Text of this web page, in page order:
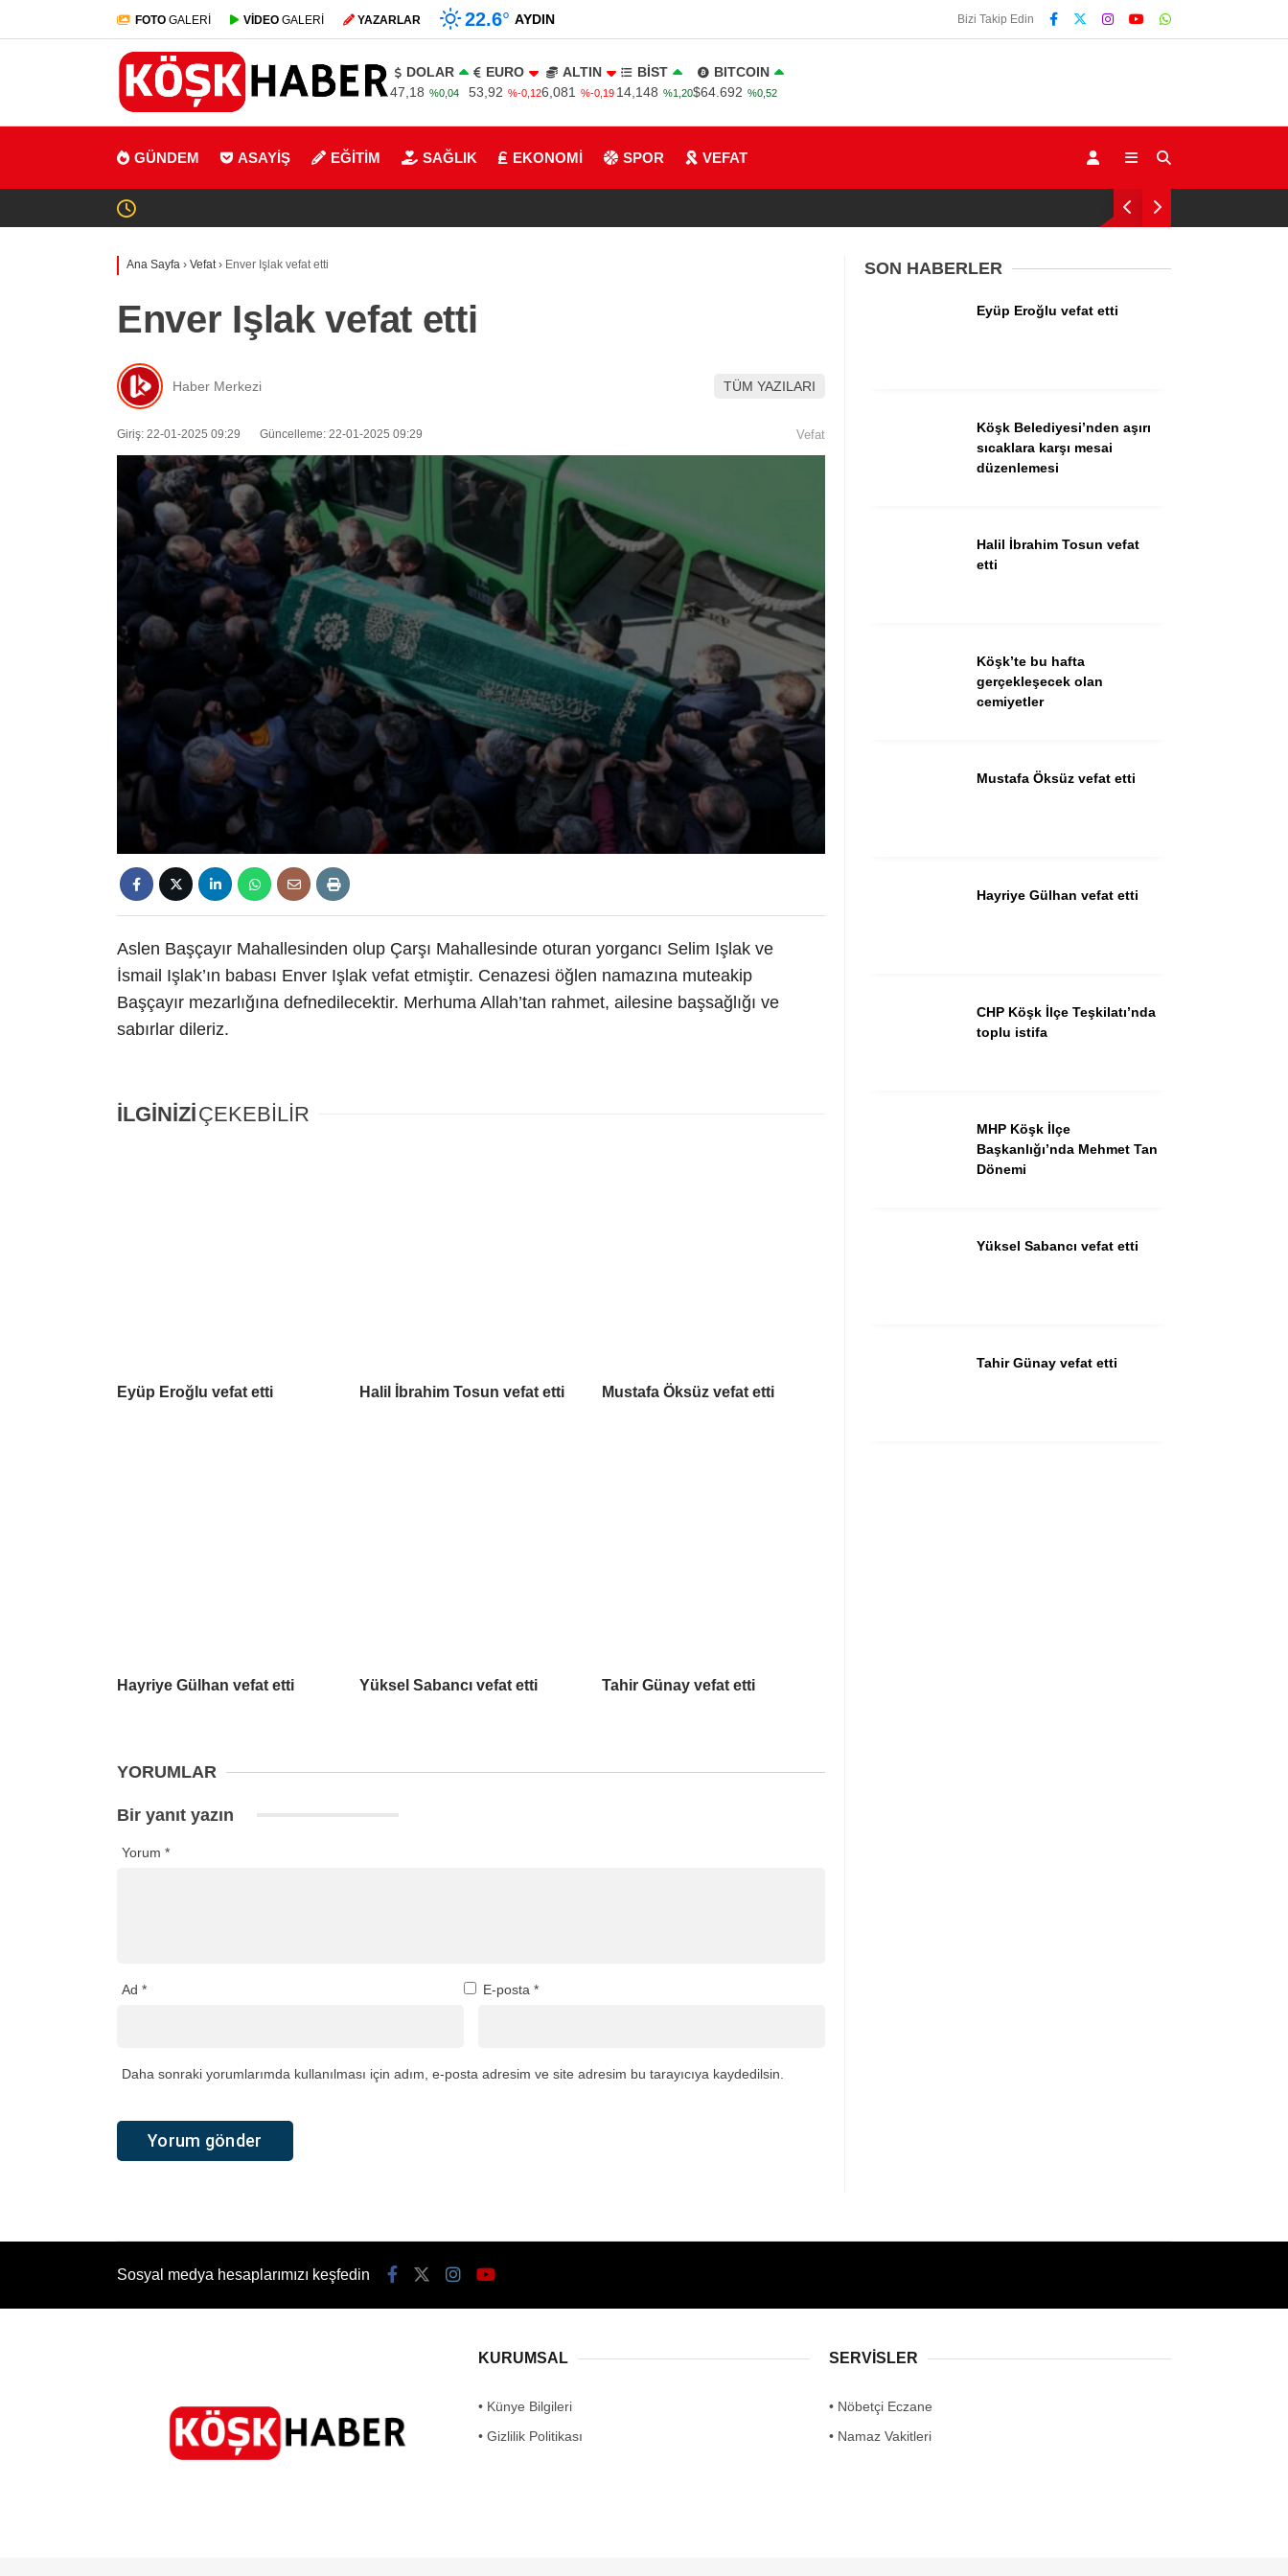
Gündem
Güncel
Sağlık
FOTO GALERİ VİDEO GALERİ YAZARLAR 22.6° AYDIN Bizi Takip Edin
DOLAR
47,18 %0,04
EURO
53,92 %-0,12
ALTIN
6,081
%-0,19
BİST
14,148 %1,20
BITCOIN
$64.692 %0,52
GÜNDEM ASAYİŞ EĞİTİM SAĞLIK EKONOMİ SPOR VEFAT
Ana Sayfa › Vefat› Enver Işlak vefat etti
Enver Işlak vefat etti
Haber Merkezi TÜM YAZILARI
Giriş: 22-01-2025 09:29 Güncelleme: 22-01-2025 09:29 Vefat
Aslen Başçayır Mahallesinden olup Çarşı Mahallesinde oturan yorgancı Selim Işlak ve
İsmail Işlak’ın babası Enver Işlak vefat etmiştir. Cenazesi öğlen namazına muteakip
Başçayır mezarlığına defnedilecektir. Merhuma Allah’tan rahmet, ailesine başsağlığı ve
sabırlar dileriz.
İLGİNİZİÇEKEBİLİR
Eyüp Eroğlu vefat etti Halil İbrahim Tosun vefat etti Mustafa Öksüz vefat etti
Hayriye Gülhan vefat etti Yüksel Sabancı vefat etti Tahir Günay vefat etti
YORUMLAR
Bir yanıt yazın
Yorum *
Ad * E-posta *
Daha sonraki yorumlarımda kullanılması için adım, e-posta adresim ve site adresim bu tarayıcıya kaydedilsin.
SON HABERLER
Eyüp Eroğlu vefat etti
Köşk Belediyesi’nden aşırı
sıcaklara karşı mesai
düzenlemesi
Halil İbrahim Tosun vefat
etti
Köşk’te bu hafta
gerçekleşecek olan
cemiyetler
Mustafa Öksüz vefat etti
Hayriye Gülhan vefat etti
CHP Köşk İlçe Teşkilatı’nda
toplu istifa
MHP Köşk İlçe
Başkanlığı’nda Mehmet Tan
Dönemi
Yüksel Sabancı vefat etti
Tahir Günay vefat etti
Sosyal medya hesaplarımızı keşfedin
KURUMSAL
• Künye Bilgileri
• Gizlilik Politikası
SERVİSLER
• Nöbetçi Eczane
• Namaz Vakitleri